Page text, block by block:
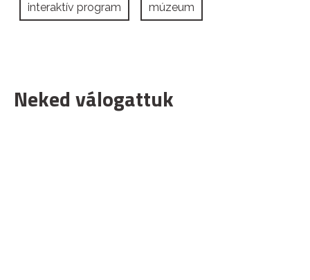
interaktív program múzeum
Neked válogattuk